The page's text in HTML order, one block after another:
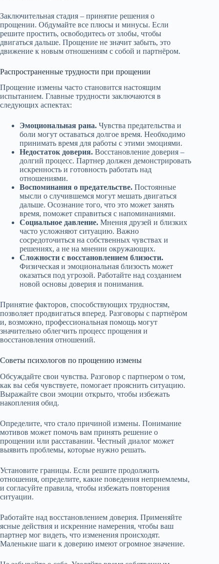
Заключительная стадия – принятие решения о
прощении. Обдумайте все плюсы и минусы. Если
решите простить, освободитесь от злобы, чтобы
двигаться дальше. Прощение не значит забыть, это
движение к новым отношениям с собой и партнёром.
Распространенные трудности при прощении
Прощение измены часто становится настоящим
испытанием. Главные трудности заключаются в
следующих аспектах:
Эмоциональная рана. Чувства предательства и
боли могут оставаться долгое время. Необходимо
принимать время для работы с этими эмоциями.
Недостаток доверия. Восстановление доверия –
долгий процесс. Партнер должен демонстрировать
искренность и готовность работать над
отношениями.
Воспоминания о предательстве. Постоянные
мысли о случившемся могут мешать двигаться
дальше. Осознание того, что это может занять
время, поможет справиться с напоминаниями.
Социальное давление. Мнения друзей и близких
часто усложняют ситуацию. Важно
сосредоточиться на собственных чувствах и
решениях, а не на мнении окружающих.
Сложности с восстановлением близости.
Физическая и эмоциональная близость может
оказаться под угрозой. Работайте над созданием
новой основы доверия и понимания.
Принятие факторов, способствующих трудностям,
позволяет продвигаться вперед. Разговоры с партнёром
и, возможно, профессиональная помощь могут
значительно облегчить процесс прощения и
восстановления отношений.
Советы психологов по прощению измены
Обсуждайте свои чувства. Разговор с партнером о том,
как вы себя чувствуете, помогает прояснить ситуацию.
Выражайте свои эмоции открыто, чтобы избежать
накопления обид.
Определите, что стало причиной измены. Понимание
мотивов может помочь вам принять решение о
прощении или расставании. Честный диалог может
выявить проблемы, которые нужно решать.
Установите границы. Если решите продолжить
отношения, определите, какие поведения неприемлемы,
и согласуйте правила, чтобы избежать повторения
ситуации.
Работайте над восстановлением доверия. Применяйте
ясные действия и искренние намерения, чтобы ваш
партнер мог видеть, что изменения происходят.
Маленькие шаги к доверию имеют огромное значение.